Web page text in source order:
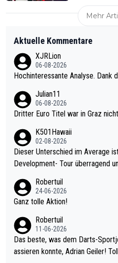
Mehr
Aktuelle Kommentare
XJRLion
06-08-2026
Hochinteressante Analyse. Dank
Julian11
06-08-2026
Dritter Euro Titel war in Graz
K501Hawaii
02-08-2026
Dieser Unterschied im Average ist echt
Development- Tour überragend
mal 40+ erst recht. Da gewinnst keinen Blumentopf - ist ja noc
h krasser wie ein Pokalspiel eines Kreisligisten vs einem Bund
Robertuil
24-06-2026
Ganz tolle Aktion!
Robertuil
11-06-2026
Das beste, was dem Darts-
assieren konnte, Adrian Geiler!